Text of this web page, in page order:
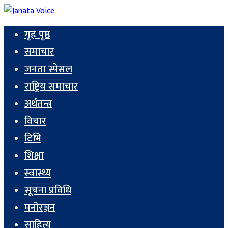
गृह पृष्ठ
समाचार
जनता स्पेसल
राष्ट्रिय समाचार
अर्थतन्त्र
विचार
टिभि
शिक्षा
स्वास्थ्य
सूचना प्रविधि
मनोरञ्जन